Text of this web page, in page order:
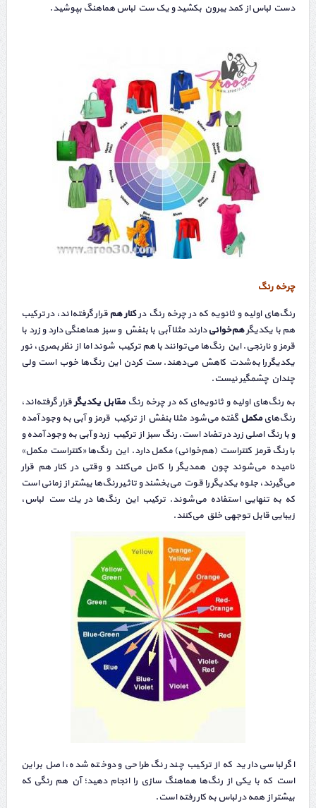
دست لباس از کمد بیرون بکشید و یک ست لباس هماهنگ بپوشید.
چرخه رنگ
رنگ‌های اولیه و ثانویه كه در چرخه رنگ دركنار هم قرار گرفته‌اند، در تركیب
هم با یکدیگرهم‌خوانیدارند مثلا آبی با بنفش و سبز هماهنگی دارد و زرد با
قرمز و نارنجی. این رنگ‌ها می‌توانند با هم تركیب شوند اما از نظر بصری، نور
یكدیگر را به‌شدت كاهش می‌دهند. ست كردن این رنگ‌ها خوب است ولی
چندان چشمگیر نیست.
به رنگ‌های اولیه و ثانویه‌ای كه در چرخه رنگ مقابل یكدیگرقرار گرفته‌اند،
رنگ‌هایمكمل گفته می‌شود مثلا بنفش از تركیب قرمز و آبی به وجود آمده
و با رنگ اصلی زرد در تضاد است. رنگ سبز از تركیب زرد و آبی به وجود آمده و
با رنگ قرمز كنتراست (هم‌خوانی) مكمل دارد. این رنگ‌ها «كنتراست مكمل»
نامیده می‌شوند چون همدیگر را كامل می‌كنند و وقتی در كنار هم قرار
می‌گیرند، جلوه یكدیگر را قوت می‌بخشند و تاثیر رنگ‌ها بیشتر از زمانی است
كه به تنهایی استفاده می‌شوند. تركیب این رنگ‌ها در یك ست لباس،
زیبایی قابل توجهی خلق می‌كنند.
اگر لباسی دارید كه از تركیب چند رنگ طراحی و دوخته شده، اصل بر این
است كه با یكی از رنگ‌ها هماهنگ ‌سازی را انجام دهید؛ آن هم رنگی كه
بیشتر از همه در لباس به كار رفته است.